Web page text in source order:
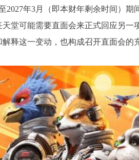
2027年3月（即本财年剩余时间）期
堂可能需要直面会来正式回应另
释这一变动，也构成召开直面会的